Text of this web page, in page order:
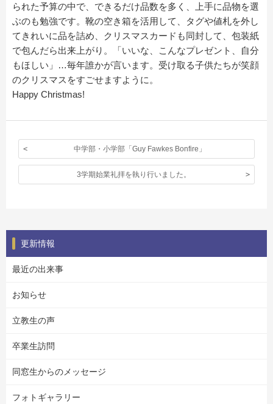
られた予算の中で、できるだけ品数を多く、上手に品物を選
ぶのも勉強です。靴の空き箱を活用して、タグや値札を外し
てきれいに品を詰め、クリスマスカードも同封して、包装紙
で包んだら出来上がり。「いいな、こんなプレゼント、自分
もほしい」…毎年誰かが言います。受け取る子供たちが笑顔
のクリスマスをすごせますように。
Happy Christmas!
中学部・小学部「Guy Fawkes Bonfire」
3学期始業礼拝を執り行いました。
更新情報
最近の出来事
お知らせ
立教生の声
卒業生訪問
同窓生からのメッセージ
フォトギャラリー